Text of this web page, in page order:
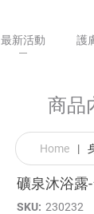
最新活動 護
商品
Home |
礦泉沐浴露
SKU 230232